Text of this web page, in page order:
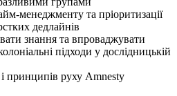
менеджменту та пріоритизації
дедлайнів
знання та впроваджувати
підходи у дослідницькій
принципів руху Amnesty